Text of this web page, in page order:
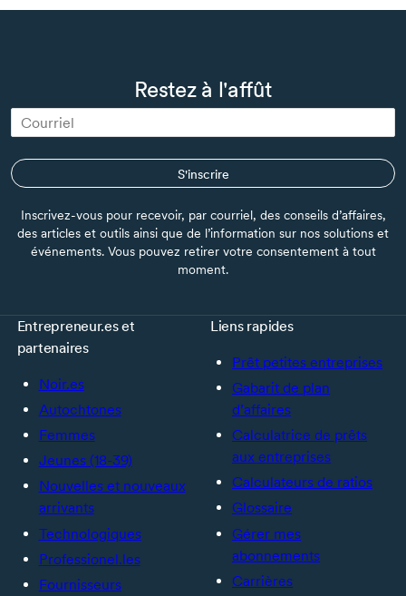
Restez à l'affût
S'inscrire
Inscrivez-vous pour recevoir, par courriel, des conseils d’affaires,
des articles et outils ainsi que de l’information sur nos solutions et
événements. Vous pouvez retirer votre consentement à tout
moment.
Entrepreneur.es et
partenaires
Noir.es
Autochtones
Femmes
Jeunes (18-39)
Nouvelles et nouveaux
arrivants
Technologiques
Professionel.les
Fournisseurs
Liens rapides
Prêt petites entreprises
Gabarit de plan
d’affaires
Calculatrice de prêts
aux entreprises
Calculateurs de ratios
Glossaire
Gérer mes
abonnements
Carrières